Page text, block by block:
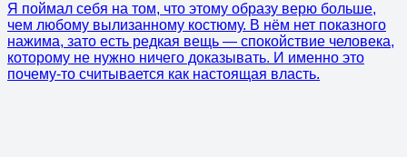
Я поймал себя на том, что этому образу верю больше,
чем любому вылизанному костюму. В нём нет показного
нажима, зато есть редкая вещь — спокойствие человека,
которому не нужно ничего доказывать. И именно это
почему-то считывается как настоящая власть.